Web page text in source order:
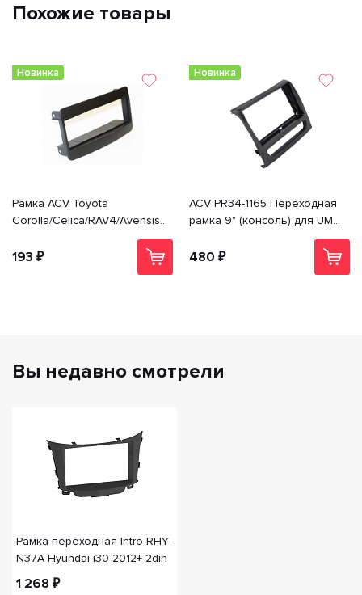
Похожие товары
Новинка
Рамка ACV Toyota
Corolla/Celica/RAV4/Avensis (-
193 ₽
Новинка
ACV PR34-1165 Переходная
рамка 9" (консоль) для UMS
Sollers Atlant 2022+; MAZ
(МАЗ) esc; JAC SunRay
480 ₽
Вы недавно смотрели
Рамка переходная Intro RHY-
N37A Hyundai i30 2012+ 2din
1 268 ₽